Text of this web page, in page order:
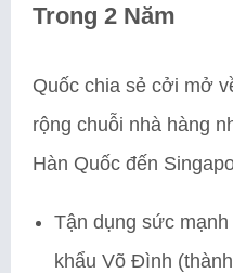
Trong 2 Năm
Quốc chia sẻ cởi mở
rộng chuỗi nhà hàng
Hàn Quốc đến
Tận dụng sức
khẩu Võ Đình